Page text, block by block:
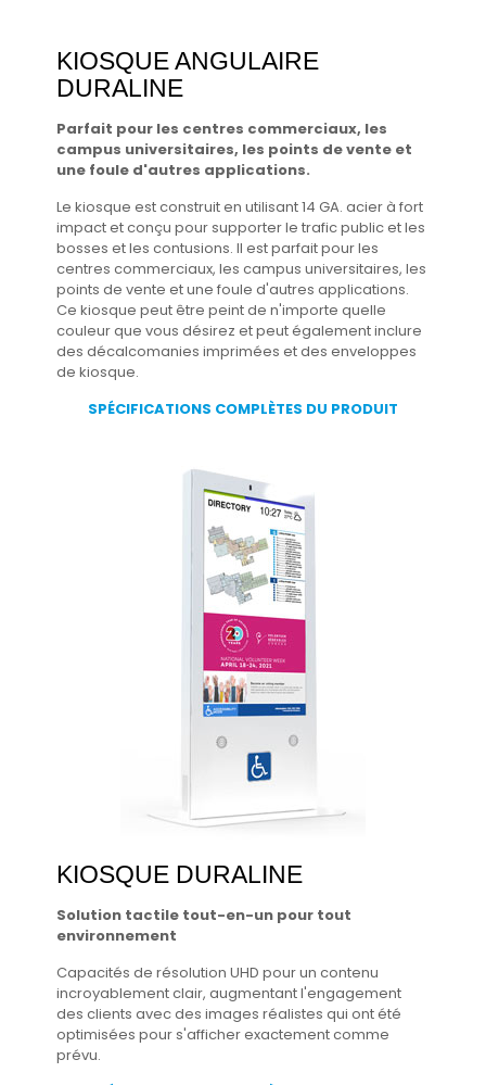
KIOSQUE ANGULAIRE
DURALINE
Parfait pour les centres commerciaux, les
campus universitaires, les points de vente et
une foule d'autres applications.
Le kiosque est construit en utilisant 14 GA. acier à fort
impact et conçu pour supporter le trafic public et les
bosses et les contusions. Il est parfait pour les
centres commerciaux, les campus universitaires, les
points de vente et une foule d'autres applications.
Ce kiosque peut être peint de n'importe quelle
couleur que vous désirez et peut également inclure
des décalcomanies imprimées et des enveloppes
de kiosque.
SPÉCIFICATIONS COMPLÈTES DU PRODUIT
KIOSQUE DURALINE
Solution tactile tout-en-un pour tout
environnement
Capacités de résolution UHD pour un contenu
incroyablement clair, augmentant l'engagement
des clients avec des images réalistes qui ont été
optimisées pour s'afficher exactement comme
prévu.